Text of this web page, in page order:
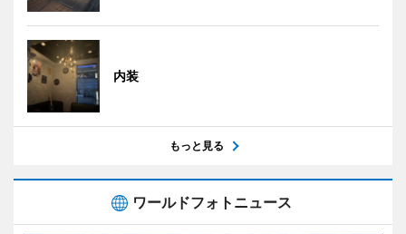
内装
もっと見る
ワールドフォトニュース